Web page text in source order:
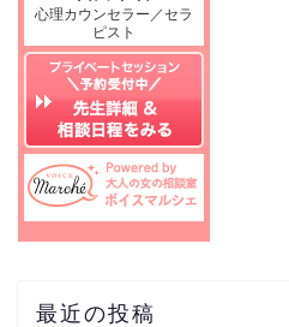
最近の投稿